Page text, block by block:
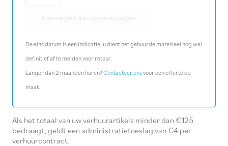
accu
aantal
Toevoegen aan winkelwagen
De einddatum is een indicatie, u dient het gehuurde materieel nog wel
definitief af te melden voor retour.
Langer dan 2 maanden huren?Contacteer onsvoor een offerte op
maat.
Als het totaal van uw verhuurartikels minder dan €125
bedraagt, geldt een administratietoeslag van €4 per
verhuurcontract.